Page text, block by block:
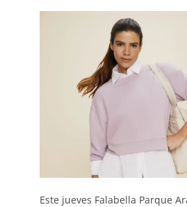
Este jueves Falabella Parque